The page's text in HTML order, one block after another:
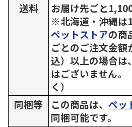
送料
お届け先ごと
※北海道・沖縄は
ペットストアの商
ごとのご注文金
込）以上の場合は
はございません。
く）
同梱等
この商品は、 ペッ
同梱可能です。